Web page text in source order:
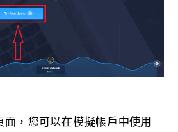
，您可以在模擬帳戶中使用